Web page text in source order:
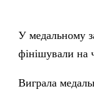
У медальному
фінішували на
Виграла